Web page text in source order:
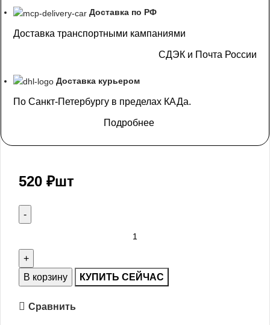
Доставка по РФ
Доставка транспортными кампаниями
СДЭК и Почта России
Доставка курьером
По Санкт-Петербургу в пределах КАДа.
Подробнее
520 ₽шт
В корзину КУПИТЬ СЕЙЧАС
Сравнить